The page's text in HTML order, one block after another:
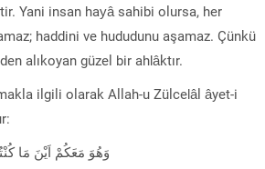
Yani insan hayâ sahibi olursa, her
haddini ve hududunu aşamaz. Çünkü
alıkoyan güzel bir ahlâktır.
ilgili olarak Allah-u Zülcelâl âyet-i
وَهُوَ مَعَكُمْ اَيْنَ مَا